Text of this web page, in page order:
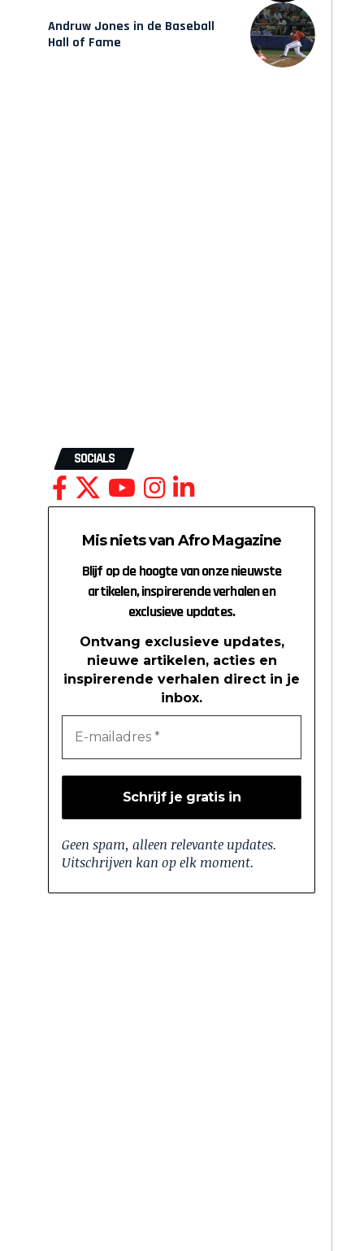
Andruw Jones in de Baseball
Hall of Fame
SOCIALS
Mis niets van Afro Magazine
Blijf op de hoogte van onze nieuwste
artikelen, inspirerende verhalen en
exclusieve updates.
Ontvang exclusieve updates,
nieuwe artikelen, acties en
inspirerende verhalen direct in je
inbox.
Geen spam, alleen relevante updates.
Uitschrijven kan op elk moment.